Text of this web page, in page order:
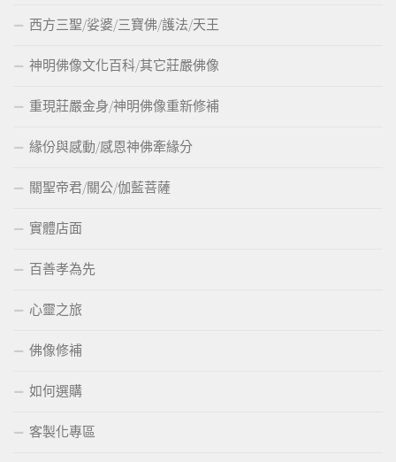
西方三聖/娑婆/三寶佛/護法/天王
神明佛像文化百科/其它莊嚴佛像
重現莊嚴金身/神明佛像重新修補
緣份與感動/感恩神佛牽緣分
關聖帝君/關公/伽藍菩薩
實體店面
百善孝為先
心靈之旅
佛像修補
如何選購
客製化專區